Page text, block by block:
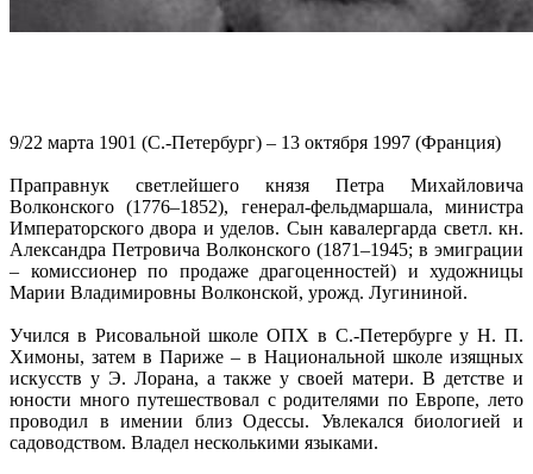
9/22 марта 1901 (С.-Петербург) – 13 октября 1997 (Франция)
Праправнук светлейшего князя Петра Михайловича
Волконского (1776–1852), генерал-фельдмаршала, министра
Императорского двора и уделов. Сын кавалергарда светл. кн.
Александра Петровича Волконского (1871–1945; в эмиграции
– комиссионер по продаже драгоценностей) и художницы
Марии Владимировны Волконской, урожд. Лугининой.
Учился в Рисовальной школе ОПХ в С.-Петербурге у Н. П.
Химоны, затем в Париже – в Национальной школе изящных
искусств у Э. Лорана, а также у своей матери. В детстве и
юности много путешествовал с родителями по Европе, лето
проводил в имении близ Одессы. Увлекался биологией и
садоводством. Владел несколькими языками.